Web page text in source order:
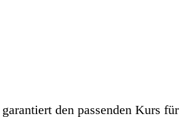
den passenden Kurs für